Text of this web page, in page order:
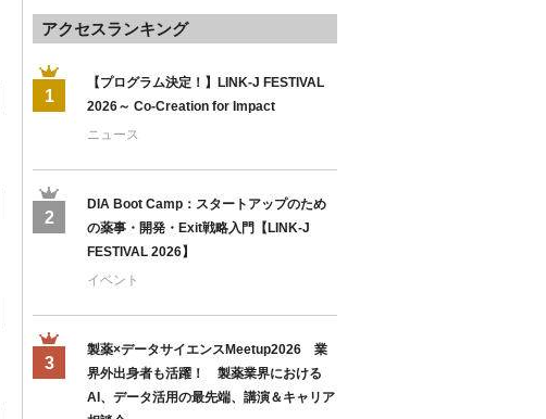
アクセスランキング
1
【プログラム決定！】LINK-J FESTIVAL
2026～ Co-Creation for Impact
ニュース
2
DIA Boot Camp：スタートアップのため
の薬事・開発・Exit戦略入門【LINK-J
FESTIVAL 2026】
イベント
3
製薬×データサイエンスMeetup2026 業
界外出身者も活躍！ 製薬業界における
AI、データ活用の最先端、講演＆キャリア